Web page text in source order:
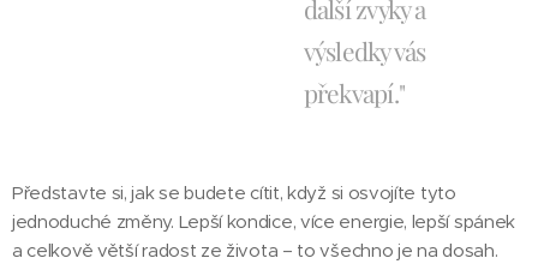
další zvyky a
výsledky vás
překvapí."
Představte si, jak se budete cítit, když si osvojíte tyto
jednoduché změny. Lepší kondice, více energie, lepší spánek
a celkově větší radost ze života – to všechno je na dosah.